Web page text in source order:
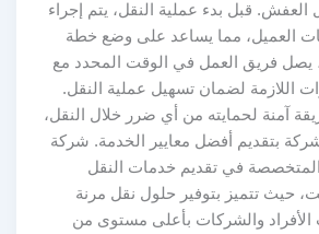
قبل بدء عملية النقل، يتم إجراء
العميل، مما يساعد على وضع خطة
يصل فريق العمل في الوقت المحدد مع
اللازمة لضمان تسهيل عملية النقل.
آمنة لحمايته من أي ضرر خلال النقل،
بتقديم أفضل معايير الخدمة. شركة
في تقديم خدمات النقل
حيث تتميز بتوفير حلول نقل مرنة
الأفراد والشركات بأعلى مستوى من